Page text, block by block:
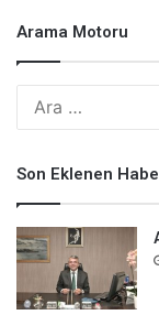
Arama Motoru
Son Eklenen